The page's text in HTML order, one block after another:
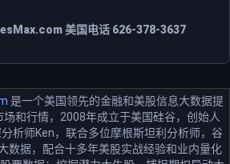
美国电话 626-378-3637
是一个美国领先的金融和美股信息大数据提
和行情，2008年成立于美国硅谷，创始人
析师Ken，联合多位摩根斯坦利分析师，谷
数据，配合十多年美股实战经验和业内量化